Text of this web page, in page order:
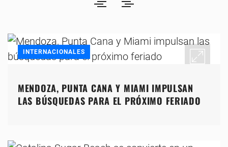
INTERNACIONALES
MENDOZA, PUNTA CANA Y MIAMI IMPULSAN
LAS BÚSQUEDAS PARA EL PRÓXIMO FERIADO